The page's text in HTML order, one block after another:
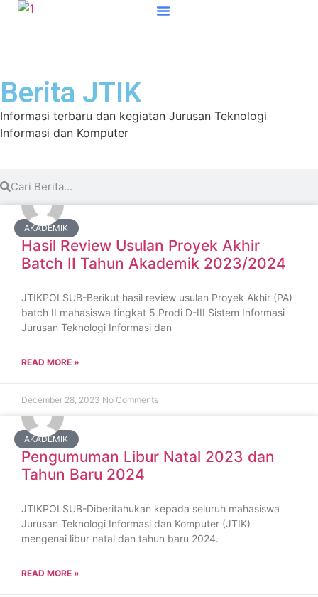
Berita JTIK
Informasi terbaru dan kegiatan Jurusan Teknologi
Informasi dan Komputer
AKADEMIK
Hasil Review Usulan Proyek Akhir
Batch II Tahun Akademik 2023/2024
JTIKPOLSUB-Berikut hasil review usulan Proyek Akhir (PA)
batch II mahasiswa tingkat 5 Prodi D-III Sistem Informasi
Jurusan Teknologi Informasi dan
READ MORE »
December 28, 2023 No Comments
AKADEMIK
Pengumuman Libur Natal 2023 dan
Tahun Baru 2024
JTIKPOLSUB-Diberitahukan kepada seluruh mahasiswa
Jurusan Teknologi Informasi dan Komputer (JTIK)
mengenai libur natal dan tahun baru 2024.
READ MORE »